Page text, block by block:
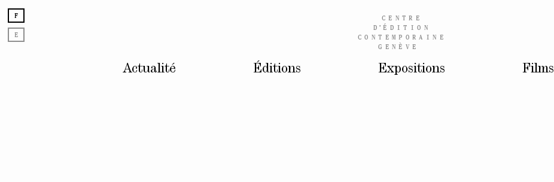
CENTRE
D’ÉDITION
CONTEMPORAINE
GENÈVE
Actualité Éditions Expositions Films
F
E